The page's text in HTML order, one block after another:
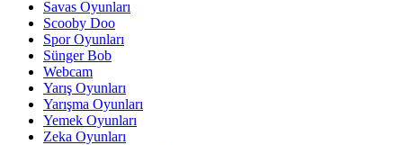
Savas Oyunları
Scooby Doo
Spor Oyunları
Sünger Bob
Webcam
Yarış Oyunları
Yarışma Oyunları
Yemek Oyunları
Zeka Oyunları